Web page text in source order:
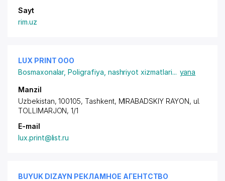
Sayt
rim.uz
LUX PRINT ООО
Bosmaxonalar,Poligrafiya, nashriyot xizmatlari... yana
Manzil
Uzbekistan, 100105, Tashkent, MIRABADSKIY RAYON, ul.
TOLLIMARJON, 1/1
E-mail
lux.print@list.ru
BUYUK DIZAYN РЕКЛАМНОЕ АГЕНТСТВО